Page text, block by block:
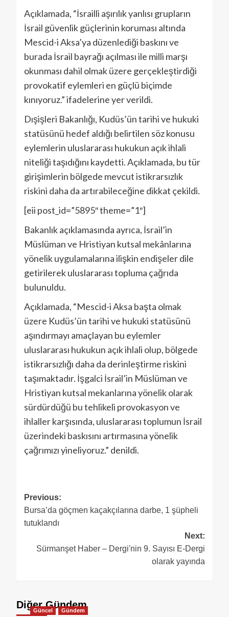
Açıklamada, “İsrailli aşırılık yanlısı grupların
İsrail güvenlik güçlerinin koruması altında
Mescid-i Aksa’ya düzenlediği baskını ve
burada İsrail bayrağı açılması ile milli marşı
okunması dahil olmak üzere gerçekleştirdiği
provokatif eylemleri en güçlü biçimde
kınıyoruz.” ifadelerine yer verildi.
Dışişleri Bakanlığı, Kudüs’ün tarihi ve hukuki
statüsünü hedef aldığı belirtilen söz konusu
eylemlerin uluslararası hukukun açık ihlali
niteliği taşıdığını kaydetti. Açıklamada, bu tür
girişimlerin bölgede mevcut istikrarsızlık
riskini daha da artırabileceğine dikkat çekildi.
[eii post_id=”5895″ theme=”1″]
Bakanlık açıklamasında ayrıca, İsrail’in
Müslüman ve Hristiyan kutsal mekânlarına
yönelik uygulamalarına ilişkin endişeler dile
getirilerek uluslararası topluma çağrıda
bulunuldu.
Açıklamada, “Mescid-i Aksa başta olmak
üzere Kudüs’ün tarihi ve hukuki statüsünü
aşındırmayı amaçlayan bu eylemler
uluslararası hukukun açık ihlali olup, bölgede
istikrarsızlığı daha da derinleştirme riskini
taşımaktadır. İşgalci İsrail’in Müslüman ve
Hristiyan kutsal mekanlarına yönelik olarak
sürdürdüğü bu tehlikeli provokasyon ve
ihlaller karşısında, uluslararası toplumun İsrail
üzerindeki baskısını artırmasına yönelik
çağrımızı yineliyoruz.” denildi.
Previous:
Bursa’da göçmen kaçakçılarına darbe, 1 şüpheli
tutuklandı
Next:
Sürmanşet Haber – Dergi'nin 9. Sayısı E-Dergi
olarak yayında
Diğer Gündem
Güncel Gündem